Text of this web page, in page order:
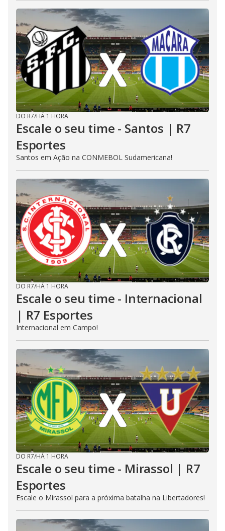
DO R7/HÁ 1 HORA
Escale o seu time - Santos | R7
Esportes
Santos em Ação na CONMEBOL Sudamericana!
DO R7/HÁ 1 HORA
Escale o seu time - Internacional
| R7 Esportes
Internacional em Campo!
DO R7/HÁ 1 HORA
Escale o seu time - Mirassol | R7
Esportes
Escale o Mirassol para a próxima batalha na Libertadores!